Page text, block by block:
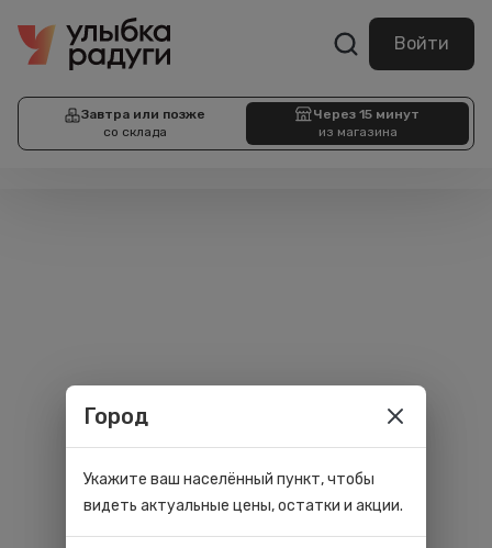
Войти
Завтра или позже
со склада
Через 15 минут
из магазина
Город
Укажите ваш населённый пункт, чтобы
видеть актуальные цены, остатки и акции.